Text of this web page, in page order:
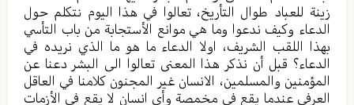
زينة للعباد طوال التأريخ، تعالوا في هذا اليوم نتكلم حول
الدعاء وكيف ندعوا وما هي موانع الأستجابة من باب التأسي
بهذا اللقب الشريف، اولا الدعاء ما هو ما الذي نريده في
الدعاء؟ قبل أن نذكر هذا المعنى تعالوا الى البشر دعنا عن
المؤمنين والمسلمين، الانسان غير المجنون كلامنا في العاقل
العرفي عندما يقع في مخمصة وأي انسان لا يقع في الأزمات